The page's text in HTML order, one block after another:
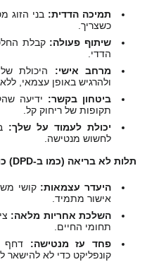
תמיכה הדדית: בני הזוג
כשצריך.
שיתוף פעולה: קבלת
הדדי.
מרחב אישי: היכולת
ולהרגיש באופן עצמאי,
ביטחון בקשר: ידיעה
תקופות של ריחוק קל.
יכולת לעמוד על שלך:
לחשוש מנטישה.
תלות לא בריאה (כמו ב-DPD) כוללת:
היעדר עצמאות: קושי
אישור מתמיד.
השלכת אחריות מלאה:
תחומי החיים.
פחד עז מנטישה: דחף
קונפליקט כדי לא להישאר